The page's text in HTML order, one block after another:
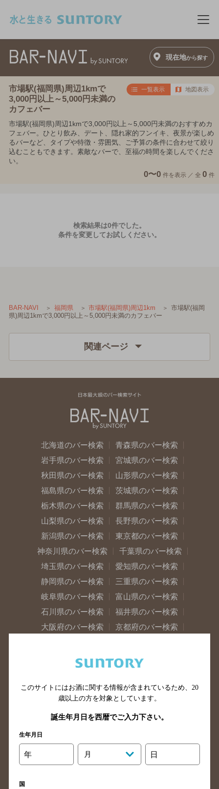
メ
現在地から探す
市場駅(福岡県)周辺1kmで
3,000円以上～5,000円未満の
カフェバー
一覧表示 地図表示
市場駅(福岡県)周辺1kmで3,000円以上～5,000円未満のおすすめカ
フェバー。ひとり飲み、デート、隠れ家的フンイキ、夜景が楽しめ
るバーなど、タイプや特徴・雰囲気、ご予算の条件に合わせて絞り
込むこともできます。素敵なバーで、至福の時間を楽しんでくださ
い。
0〜0 件を表示 ／ 全 0 件
検索結果は0件でした。
条件を変更してお試しください。
BAR-NAVI 福岡県 市場駅(福岡県)周辺1km
市場駅(福岡
県)周辺1kmで3,000円以上～5,000円未満のカフェバー
関連ページ
北海道のバー検索
青森県のバー検索
岩手県のバー検索
宮城県のバー検索
秋田県のバー検索
山形県のバー検索
福島県のバー検索
茨城県のバー検索
栃木県のバー検索
群馬県のバー検索
山梨県のバー検索
長野県のバー検索
新潟県のバー検索
東京都のバー検索
神奈川県のバー検索
千葉県のバー検索
埼玉県のバー検索
愛知県のバー検索
静岡県のバー検索
三重県のバー検索
岐阜県のバー検索
富山県のバー検索
石川県のバー検索
福井県のバー検索
大阪府のバー検索
京都府のバー検索
滋賀県のバー検索
和歌山県のバー検索
山口県のバー検索
鳥取県のバー検索
島根県のバー検索
徳島県のバー検索
香川県のバー検索
愛媛県のバー検索
高知県のバー検索
長崎県のバー検索
佐賀県のバー検索
大分県のバー検索
熊本県のバー検索
このサイトにはお酒に関する情報が含まれているため、 20
歳以上の方を対象としています。
誕生年月日を西暦でご入力下さい。
生年月日
年 月 日
国